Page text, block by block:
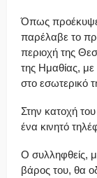
Όπως
παρέλαβε το
περιοχή της
της Ημαθίας,
στο εσωτερικό
Στην κατοχή
ένα κινητό
Ο συλληφθείς,
βάρος του, θα